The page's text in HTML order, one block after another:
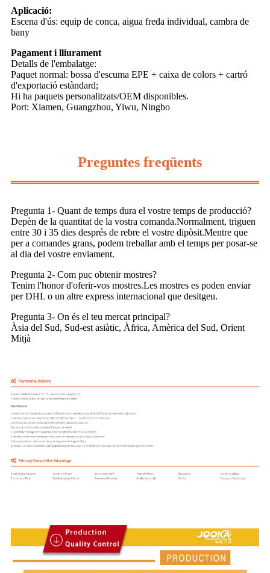
Aplicació:
Escena d'ús: equip de conca, aigua freda individual, cambra de
bany
Pagament i lliurament
Detalls de l'embalatge:
Paquet normal: bossa d'escuma EPE + caixa de colors + cartró
d'exportació estàndard;
Hi ha paquets personalitzats/OEM disponibles.
Port: Xiamen, Guangzhou, Yiwu, Ningbo
Preguntes freqüents
Pregunta 1- Quant de temps dura el vostre temps de producció?
Depèn de la quantitat de la vostra comanda.Normalment, triguen
entre 30 i 35 dies després de rebre el vostre dipòsit.Mentre que
per a comandes grans, podem treballar amb el temps per posar-se
al dia del vostre enviament.
Pregunta 2- Com puc obtenir mostres?
Tenim l'honor d'oferir-vos mostres.Les mostres es poden enviar
per DHL o un altre express internacional que desitgeu.
Pregunta 3- On és el teu mercat principal?
Àsia del Sud, Sud-est asiàtic, Àfrica, Amèrica del Sud, Orient
Mitjà